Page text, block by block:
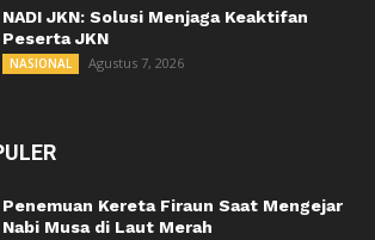
NADI JKN: Solusi Menjaga Keaktifan
Peserta JKN
NASIONAL Agustus 7, 2026
Penemuan Kereta Firaun Saat Mengejar
Nabi Musa di Laut Merah